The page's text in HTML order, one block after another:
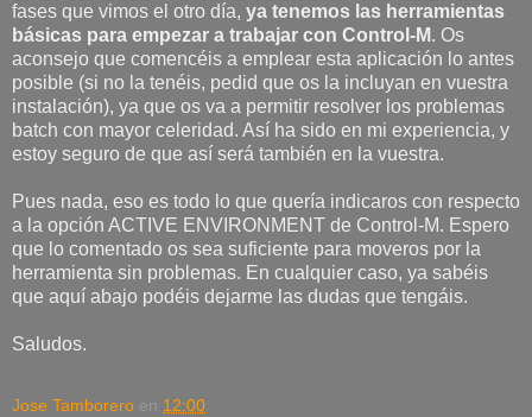
fases que vimos el otro día, ya tenemos las herramientas
básicas para empezar a trabajar con Control-M. Os
aconsejo que comencéis a emplear esta aplicación lo antes
posible (si no la tenéis, pedid que os la incluyan en vuestra
instalación), ya que os va a permitir resolver los problemas
batch con mayor celeridad. Así ha sido en mi experiencia, y
estoy seguro de que así será también en la vuestra.
Pues nada, eso es todo lo que quería indicaros con respecto
a la opción ACTIVE ENVIRONMENT de Control-M. Espero
que lo comentado os sea suficiente para moveros por la
herramienta sin problemas. En cualquier caso, ya sabéis
que aquí abajo podéis dejarme las dudas que tengáis.
Saludos.
Jose Tamborero en 12:00